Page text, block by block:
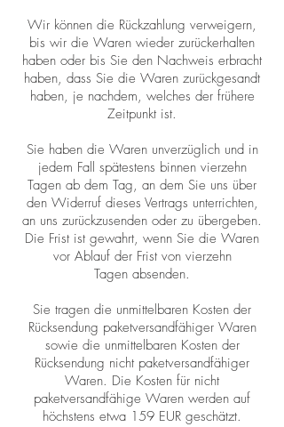
Wir können die Rückzahlung verweigern,
bis wir die Waren wieder zurückerhalten
haben oder bis Sie den Nachweis erbracht
haben, dass Sie die Waren zurückgesandt
haben, je nachdem, welches der frühere
Zeitpunkt ist.
Sie haben die Waren unverzüglich und in
jedem Fall spätestens binnen vierzehn
Tagen ab dem Tag, an dem Sie uns über
den Widerruf dieses Vertrags unterrichten,
an uns zurückzusenden oder zu übergeben.
Die Frist ist gewahrt, wenn Sie die Waren
vor Ablauf der Frist von vierzehn
Tagen absenden.
Sie tragen die unmittelbaren Kosten der
Rücksendung paketversandfähiger Waren
sowie die unmittelbaren Kosten der
Rücksendung nicht paketversandfähiger
Waren. Die Kosten für nicht
paketversandfähige Waren werden auf
höchstens etwa 159 EUR geschätzt.